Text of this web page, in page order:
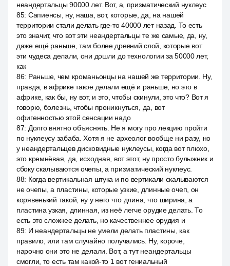
неандертальцы 90000 лет. Вот, а, призматический нуклеус
85: Сапиенсы, ну, наша, вот, которые, да, на нашей
территории стали делать где-то 40000 лет назад. То есть
это значит, что вот эти неандертальцы те же самые, да, ну,
даже ещё раньше, там более древний слой, которые вот
эти чудеса делали, они дошли до технологии за 50000 лет,
как
86: Раньше, чем кроманьонцы на нашей же территории. Ну,
правда, в африке такое делали ещё и раньше, но это в
африке, как бы, ну вот, и это, чтобы скинули, это что? Вот я
говорю, болезнь, чтобы проникнуться, да, вот
офигенностью этой сенсации надо
87: Долго внятно объяснять. Не я могу про лекцию пройти
по нуклеусу забаба. Хотя я не археолог вообще ни разу, но
у неандертальцев дисковидные нуклеусы, когда вот плюхо,
это кремнёвая, да, исходная, вот этот, ну просто булыжник и
сбоку скалываются очепы, а призматический нуклеус.
88: Когда вертикальная штука и по вертикали скалываются
не очепы, а пластины, которые узкие, длинные очеп, он
корявенький такой, ну у него что длина, что ширина, а
пластина узкая, длинная, из неё легче орудие делать. То
есть это сложнее делать, но качественнее орудия и
89: И неандертальцы не умели делать пластины, как
правило, или там случайно получались. Ну, короче,
нарочно они это не делали. Вот, а тут неандертальцы
смогли, то есть там какой-то 1 вот гениальный